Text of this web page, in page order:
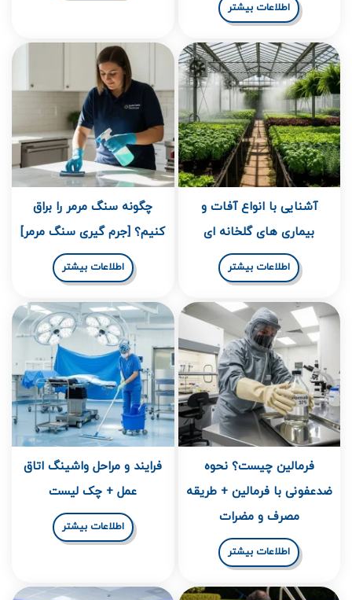
اطلاعات بیشتر
آشنایی با انواع آفات و
بیماری های گلخانه ای
اطلاعات بیشتر
چگونه سنگ مرمر را براق
کنیم؟ [جرم گیری سنگ مرمر]
اطلاعات بیشتر
فرمالین چیست؟ نحوه
ضدعفونی با فرمالین + طریقه
مصرف و مضرات
اطلاعات بیشتر
فرایند و مراحل واشینگ اتاق
عمل + چک لیست
اطلاعات بیشتر